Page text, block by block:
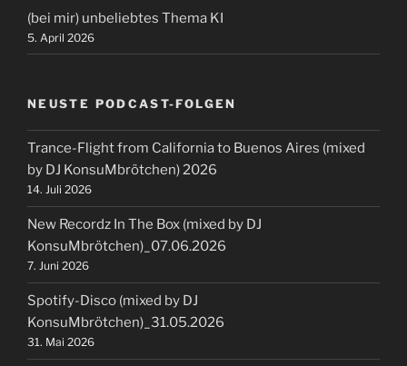
(bei mir) unbeliebtes Thema KI
5. April 2026
NEUSTE PODCAST-FOLGEN
Trance-Flight from California to Buenos Aires (mixed
by DJ KonsuMbrötchen) 2026
14. Juli 2026
New Recordz In The Box (mixed by DJ
KonsuMbrötchen)_07.06.2026
7. Juni 2026
Spotify-Disco (mixed by DJ
KonsuMbrötchen)_31.05.2026
31. Mai 2026